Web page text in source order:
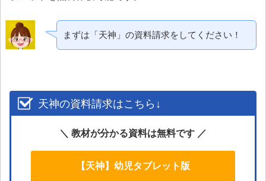
まずは「天神」の資料請求をしてください！
天神の資料請求はこちら↓
＼ 教材が分かる資料は無料です ／
【天神】幼児タブレット版